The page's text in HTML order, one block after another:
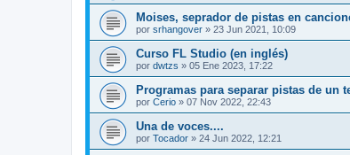
Moises, seprador de pistas en
por srhangover » 23 Jun 2021, 10:09
Curso FL Studio (en inglés)
por dwtzs » 05 Ene 2023, 17:22
Programas para separar pistas de un
por Cerio » 07 Nov 2022, 22:43
Una de voces....
por Tocador » 24 Jun 2022, 12:21